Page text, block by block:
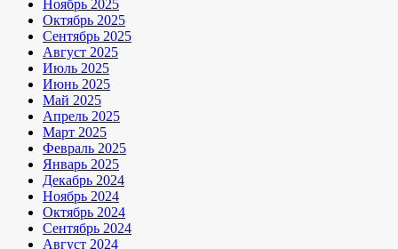
Ноябрь 2025
Октябрь 2025
Сентябрь 2025
Август 2025
Июль 2025
Июнь 2025
Май 2025
Апрель 2025
Март 2025
Февраль 2025
Январь 2025
Декабрь 2024
Ноябрь 2024
Октябрь 2024
Сентябрь 2024
Август 2024